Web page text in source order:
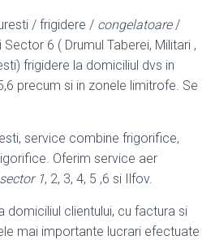
/ frigidere / congelatoare/
6 ( Drumul Taberei, Militari ,
frigidere la domiciliul dvs in
precum si in zonele limitrofe. Se
service combine frigorifice,
Oferim service aer
sector 1, 2, 3, 4, 5 ,6 si Ilfov.
domiciliul clientului, cu factura si
mai importante lucrari efectuate